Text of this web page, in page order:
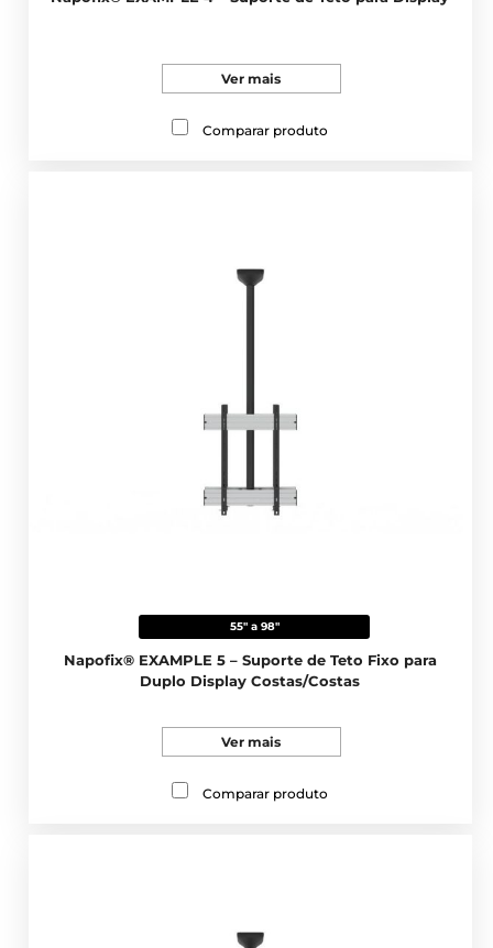
Ver mais
Comparar produto
55" a 98"
Napofix® EXAMPLE 5 – Suporte de Teto Fixo para
Duplo Display Costas/Costas
Ver mais
Comparar produto